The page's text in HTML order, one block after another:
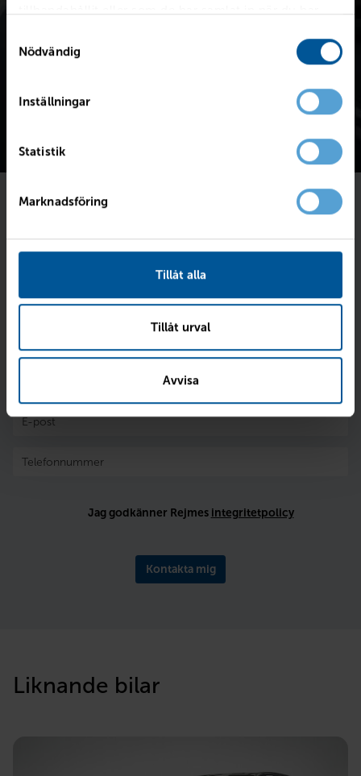
tillhandahållit eller som de har samlat in när du har
Nödvändig
Inställningar
Statistik
Marknadsföring
Tillåt alla
Tillåt urval
Avvisa
senast imorgon.
Intresseanmälan förV90 Cross Country B4 AWD Diesel Plus
med registreringsnummer:
Jag godkänner Rejmes integritetpolicy
Kontakta mig
Liknande bilar